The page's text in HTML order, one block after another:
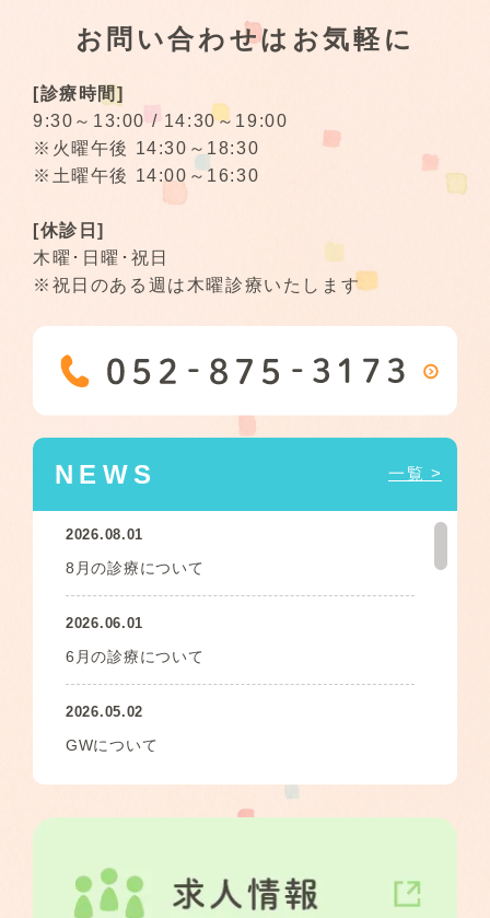
お問い合わせはお気軽に
[診療時間]
9:30～13:00 / 14:30～19:00
※火曜午後 14:30～18:30
※土曜午後 14:00～16:30
[休診日]
木曜･日曜･祝日
※祝日のある週は木曜診療いたします
NEWS 一覧 >
2026.08.01
8月の診療について
2026.06.01
6月の診療について
2026.05.02
GWについて
2026.04.04